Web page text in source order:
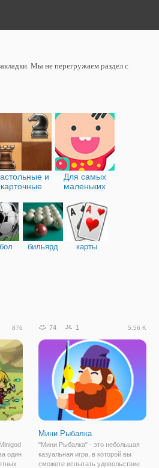
Мы не перегружаем раздел с
и
карточные
Для самых
маленьких
бильярд карты
876
один
74 1 5.56 K
Мини Рыбалка
"Мини Рыбалка" - это небольшая
казуальная игра, в которой вы
сможете испытать удовольствие